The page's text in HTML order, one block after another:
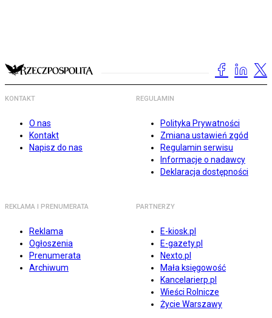
KONTAKT
O nas
Kontakt
Napisz do nas
REGULAMIN
Polityka Prywatności
Zmiana ustawień zgód
Regulamin serwisu
Informacje o nadawcy
Deklaracja dostępności
REKLAMA I PRENUMERATA
Reklama
Ogłoszenia
Prenumerata
Archiwum
PARTNERZY
E-kiosk.pl
E-gazety.pl
Nexto.pl
Mała księgowość
Kancelarierp.pl
Wieści Rolnicze
Życie Warszawy